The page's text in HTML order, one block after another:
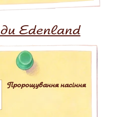
Edenland
Пророщування насіння